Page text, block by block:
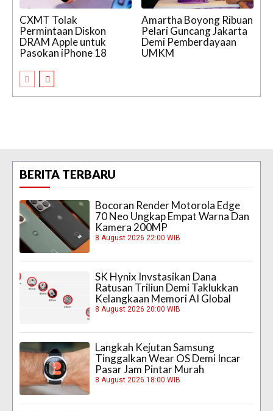
CXMT Tolak
Permintaan Diskon
DRAM Apple untuk
Pasokan iPhone 18
Amartha Boyong Ribuan
Pelari Guncang Jakarta
Demi Pemberdayaan
UMKM
BERITA TERBARU
Bocoran Render Motorola Edge
70 Neo Ungkap Empat Warna Dan
Kamera 200MP
8 August 2026 22:00 WIB
SK Hynix Invstasikan Dana
Ratusan Triliun Demi Taklukkan
Kelangkaan Memori AI Global
8 August 2026 20:00 WIB
Langkah Kejutan Samsung
Tinggalkan Wear OS Demi Incar
Pasar Jam Pintar Murah
8 August 2026 18:00 WIB